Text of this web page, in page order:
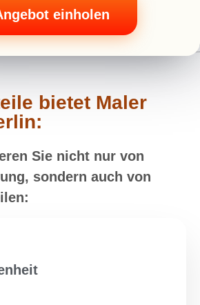
einholen
bietet Maler
Sie nicht nur von
sondern auch von